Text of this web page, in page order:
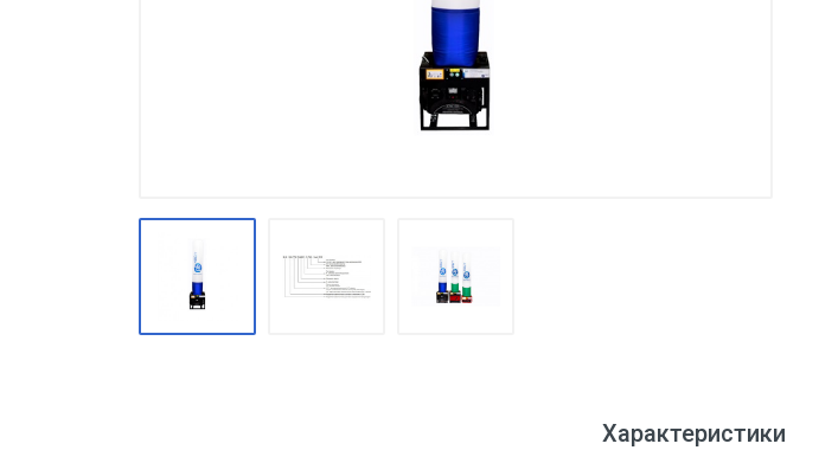
Характеристики